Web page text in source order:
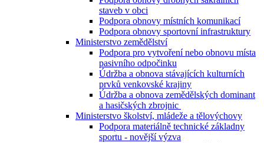
staveb v obci
Podpora obnovy místních komunikací
Podpora obnovy sportovní infrastruktury
Ministerstvo zemědělství
Podpora pro vytvoření nebo obnovu místa
pasivního odpočinku
Údržba a obnova stávajících kulturních
prvků venkovské krajiny
Údržba a obnova zemědělských dominant
a hasičských zbrojnic
Ministerstvo školství, mládeže a tělovýchovy
Podpora materiálně technické základny
sportu - novější výzva